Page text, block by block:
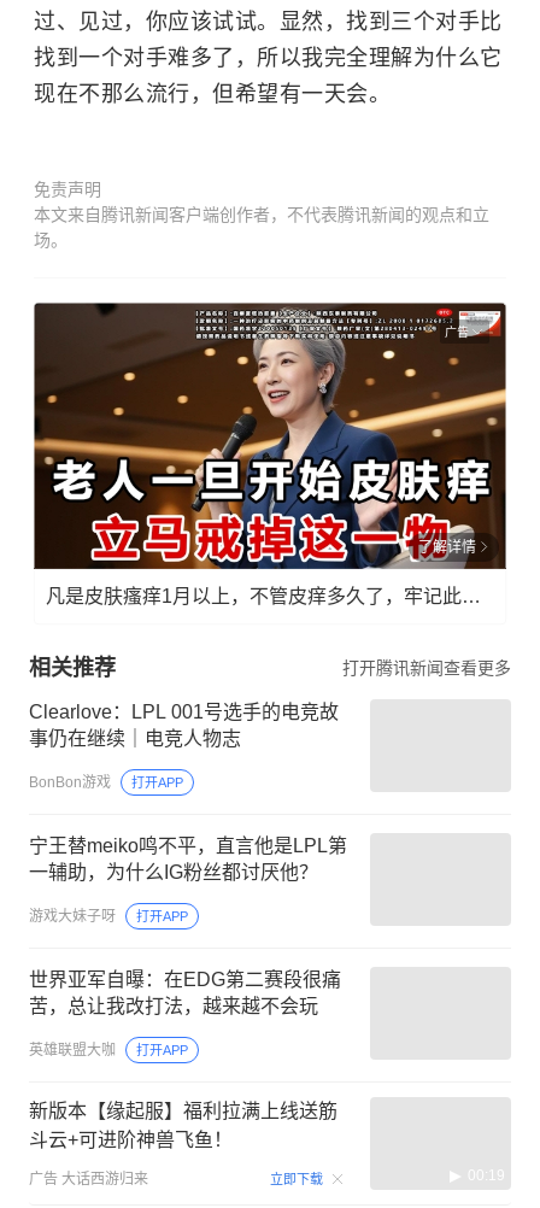
过、见过，你应该试试。显然，找到三个对手比
找到一个对手难多了，所以我完全理解为什么它
现在不那么流行，但希望有一天会。
免责声明
本文来自腾讯新闻客户端创作者，不代表腾讯新闻的观点和立
场。
广告
了解详情
凡是皮肤瘙痒1月以上，不管皮痒多久了，牢记此法，快！准！狠！
相关推荐 打开腾讯新闻查看更多
Clearlove：LPL 001号选手的电竞故
事仍在继续｜电竞人物志
BonBon游戏 打开APP
宁王替meiko鸣不平，直言他是LPL第
一辅助，为什么IG粉丝都讨厌他？
游戏大妹子呀 打开APP
世界亚军自曝：在EDG第二赛段很痛
苦，总让我改打法，越来越不会玩
英雄联盟大咖 打开APP
新版本【缘起服】福利拉满上线送筋
斗云+可进阶神兽飞鱼！
广告 大话西游归来 立即下载 00:19